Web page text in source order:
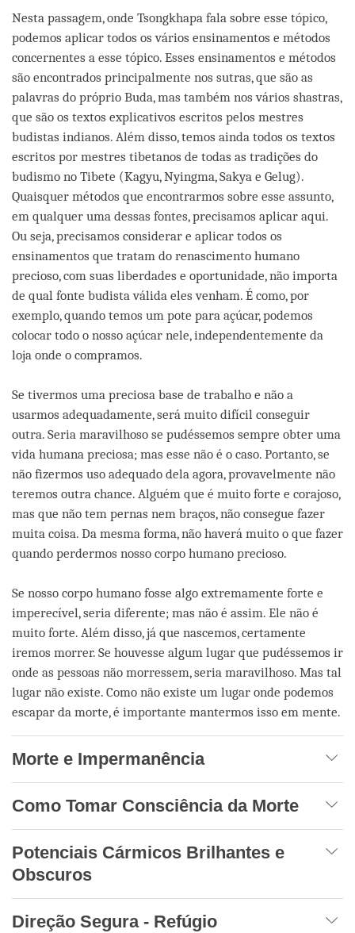
Nesta passagem, onde Tsongkhapa fala sobre esse tópico,
podemos aplicar todos os vários ensinamentos e métodos
concernentes a esse tópico. Esses ensinamentos e métodos
são encontrados principalmente nos sutras, que são as
palavras do próprio Buda, mas também nos vários shastras,
que são os textos explicativos escritos pelos mestres
budistas indianos. Além disso, temos ainda todos os textos
escritos por mestres tibetanos de todas as tradições do
budismo no Tibete (Kagyu, Nyingma, Sakya e Gelug).
Quaisquer métodos que encontrarmos sobre esse assunto,
em qualquer uma dessas fontes, precisamos aplicar aqui.
Ou seja, precisamos considerar e aplicar todos os
ensinamentos que tratam do renascimento humano
precioso, com suas liberdades e oportunidade, não importa
de qual fonte budista válida eles venham. É como, por
exemplo, quando temos um pote para açúcar, podemos
colocar todo o nosso açúcar nele, independentemente da
loja onde o compramos.
Se tivermos uma preciosa base de trabalho e não a
usarmos adequadamente, será muito difícil conseguir
outra. Seria maravilhoso se pudéssemos sempre obter uma
vida humana preciosa; mas esse não é o caso. Portanto, se
não fizermos uso adequado dela agora, provavelmente não
teremos outra chance. Alguém que é muito forte e corajoso,
mas que não tem pernas nem braços, não consegue fazer
muita coisa. Da mesma forma, não haverá muito o que fazer
quando perdermos nosso corpo humano precioso.
Se nosso corpo humano fosse algo extremamente forte e
imperecível, seria diferente; mas não é assim. Ele não é
muito forte. Além disso, já que nascemos, certamente
iremos morrer. Se houvesse algum lugar que pudéssemos ir
onde as pessoas não morressem, seria maravilhoso. Mas tal
lugar não existe. Como não existe um lugar onde podemos
escapar da morte, é importante mantermos isso em mente.
Morte e Impermanência
Como Tomar Consciência da Morte
Potenciais Cármicos Brilhantes e
Obscuros
Direção Segura - Refúgio